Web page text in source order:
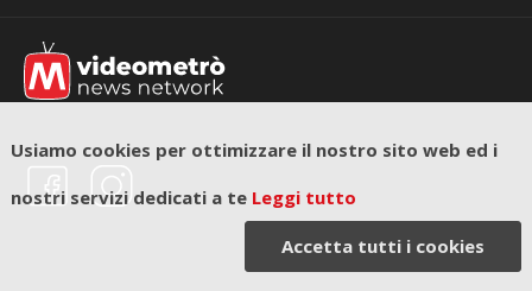
Usiamo cookies per ottimizzare il nostro sito web ed i
nostri servizi dedicati a te Leggi tutto
Accetta tutti i cookies